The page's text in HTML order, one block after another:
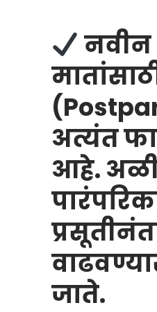
नवीन
अत्यंत
आहे.
जाते.